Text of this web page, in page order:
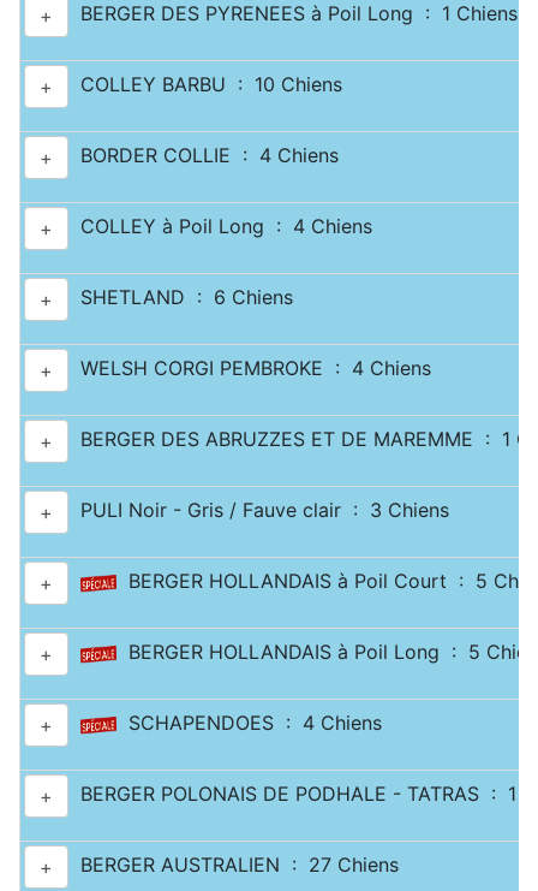
+ BERGER DES PYRENEES à Poil Long : 1 Chiens
+ COLLEY BARBU : 10 Chiens
+ BORDER COLLIE : 4 Chiens
+ COLLEY à Poil Long : 4 Chiens
+ SHETLAND : 6 Chiens
+ WELSH CORGI PEMBROKE : 4 Chiens
+ BERGER DES ABRUZZES ET DE MAREMME : 1
+ PULI Noir - Gris / Fauve clair : 3 Chiens
+ BERGER HOLLANDAIS à Poil Court : 5
+ BERGER HOLLANDAIS à Poil Long : 5
+ SCHAPENDOES : 4 Chiens
+ BERGER POLONAIS DE PODHALE - TATRAS : 1
+ BERGER AUSTRALIEN : 27 Chiens